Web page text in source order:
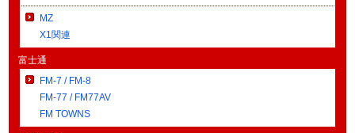
MZ
X1関連
富士通
FM-7 / FM-8
FM-77 / FM77AV
FM TOWNS